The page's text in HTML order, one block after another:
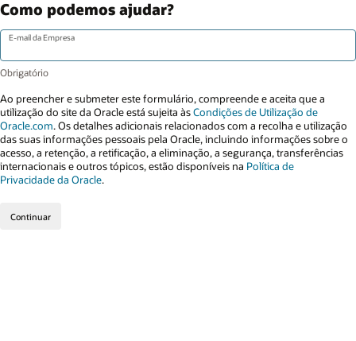
Como podemos ajudar?
E-mail da Empresa
Ao preencher e submeter este formulário, compreende e aceita que a
utilização do site da Oracle está sujeita àsCondições de Utilização de
Oracle.com. Os detalhes adicionais relacionados com a recolha e utilização
das suas informações pessoais pela Oracle, incluindo informações sobre o
acesso, a retenção, a retificação, a eliminação, a segurança, transferências
internacionais e outros tópicos, estão disponíveis na Política de
Privacidade da Oracle.
Continuar